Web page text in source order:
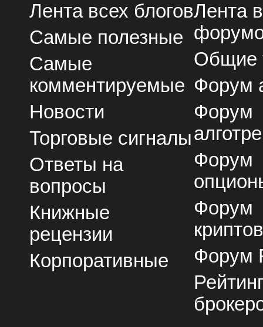
Лента всех блогов
Самые полезные
Самые
комментируемые
Новости
Торговые сигналы
Ответы на
вопросы
Книжные
рецензии
Корпоративные
Лента
Общие
Форум
Форум
Форум
Форум
Форум